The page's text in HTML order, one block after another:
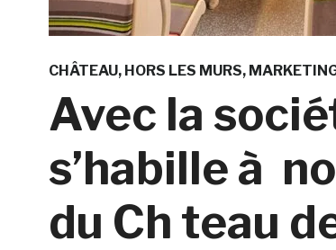
CHÂTEAU HORS LES MURS
Avec la
s’habille à
du Ch teau